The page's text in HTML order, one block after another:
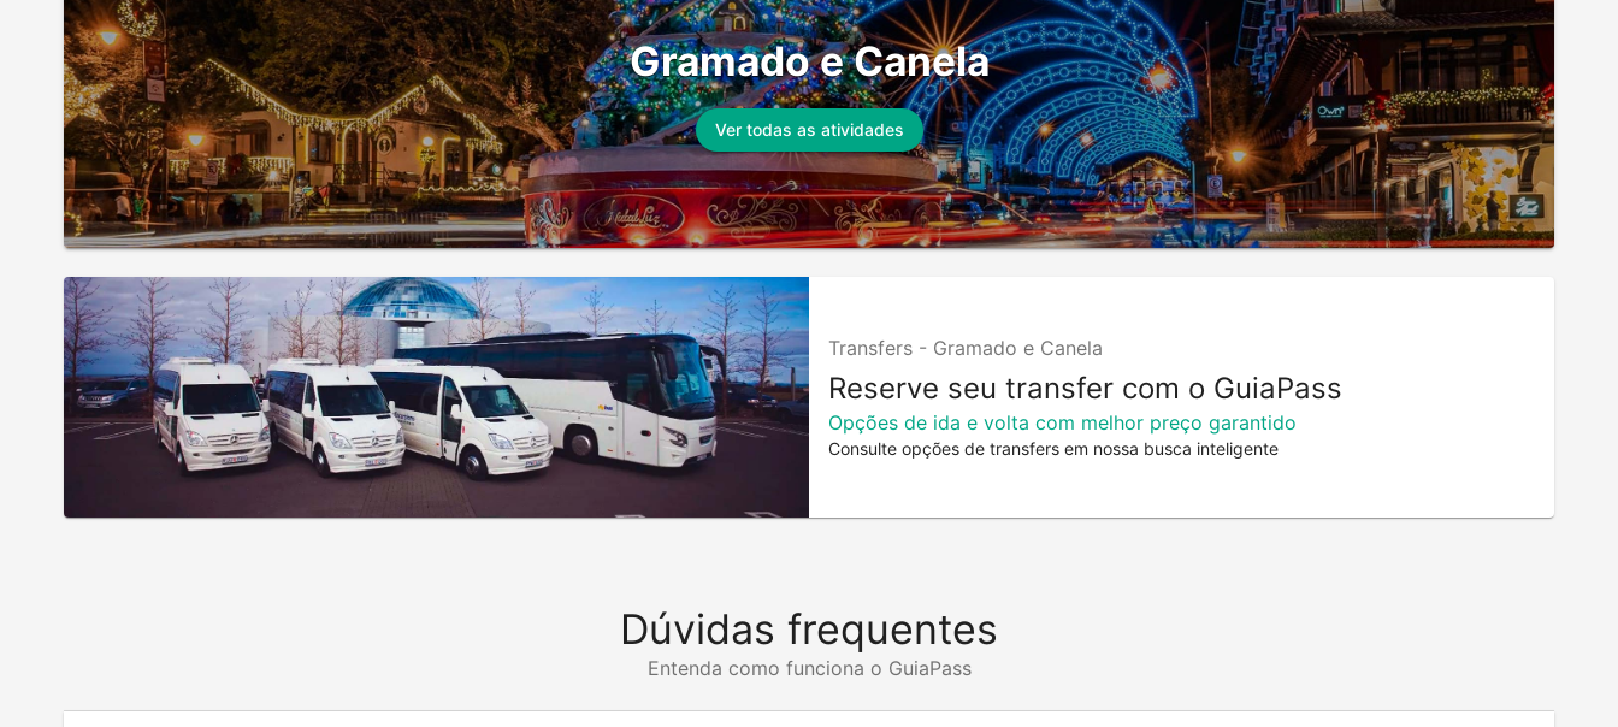
Gramado e Canela
Ver todas as atividades
Transfers - Gramado e Canela
Reserve seu transfer com o GuiaPass
Opções de ida e volta com melhor preço garantido
Consulte opções de transfers em nossa busca inteligente
Dúvidas frequentes
Entenda como funciona o GuiaPass